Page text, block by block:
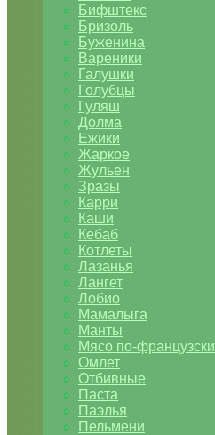
Бифштекс
Бризоль
Буженина
Вареники
Галушки
Голубцы
Гуляш
Долма
Ежики
Жаркое
Жульен
Зразы
Карри
Каши
Кебаб
Котлеты
Лазанья
Лангет
Лобио
Мамалыга
Манты
Мясо по-французски
Омлет
Отбивные
Паста
Паэлья
Пельмени